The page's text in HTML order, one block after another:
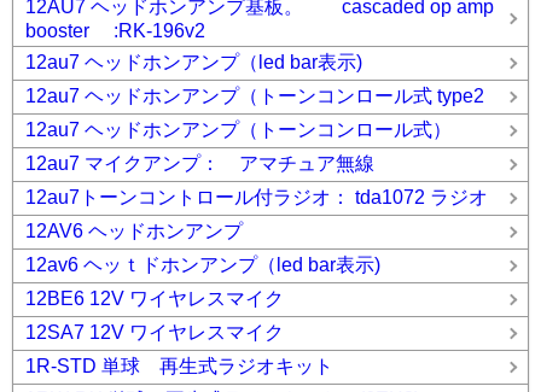
12AU7 ヘッドホンアンプ基板。 cascaded op amp
booster :RK-196v2
12au7 ヘッドホンアンプ（led bar表示)
12au7 ヘッドホンアンプ（トーンコンロール式 type2
12au7 ヘッドホンアンプ（トーンコンロール式）
12au7 マイクアンプ： アマチュア無線
12au7トーンコントロール付ラジオ： tda1072 ラジオ
12AV6 ヘッドホンアンプ
12av6 ヘッｔドホンアンプ（led bar表示)
12BE6 12V ワイヤレスマイク
12SA7 12V ワイヤレスマイク
1R-STD 単球 再生式ラジオキット